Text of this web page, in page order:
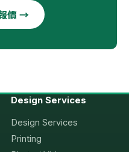
價 →
Design Services
Design Services
Printing